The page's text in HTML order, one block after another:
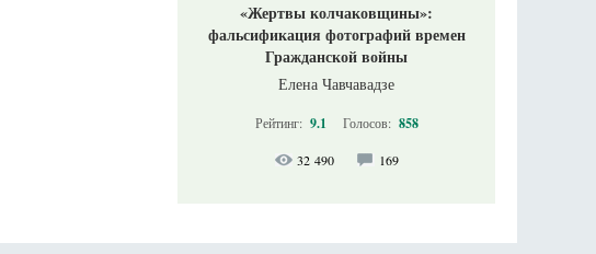
«Жертвы колчаковщины»:
фальсификация фотографий времен
Гражданской войны
Елена Чавчавадзе
Рейтинг: 9.1 Голосов: 858
32 490 169